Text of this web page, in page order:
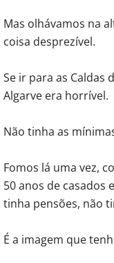
Mas olhávamos na
coisa desprezível.
Se ir para as Caldas
Algarve era horrível.
Não tinha as
Fomos lá uma vez,
50 anos de casados
tinha pensões, não
É a imagem que